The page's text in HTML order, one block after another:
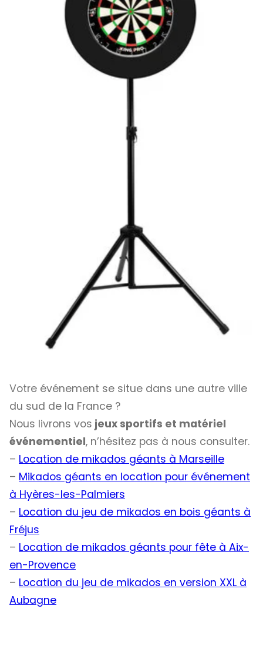
Votre événement se situe dans une autre ville
du sud de la France ?
Nous livrons vos jeux sportifs et matériel
événementiel, n’hésitez pas à nous consulter.
– Location de mikados géants à Marseille
– Mikados géants en location pour événement
à Hyères-les-Palmiers
– Location du jeu de mikados en bois géants à
Fréjus
– Location de mikados géants pour fête à Aix-
en-Provence
– Location du jeu de mikados en version XXL à
Aubagne